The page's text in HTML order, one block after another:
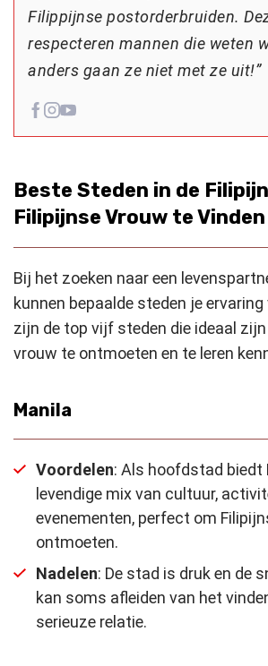
Filippijnse postorderbruiden.
respecteren mannen die weten
anders gaan ze niet met ze uit!”
Beste Steden in de
Filipijnse Vrouw te Vinden
Bij het zoeken naar een
kunnen bepaalde steden je ervaring
zijn de top vijf steden die ideaal
vrouw te ontmoeten en te leren
Manila
Voordelen: Als hoofdstad biedt
levendige mix van cultuur,
evenementen, perfect om
ontmoeten.
Nadelen: De stad is druk en de
kan soms afleiden van het
serieuze relatie.